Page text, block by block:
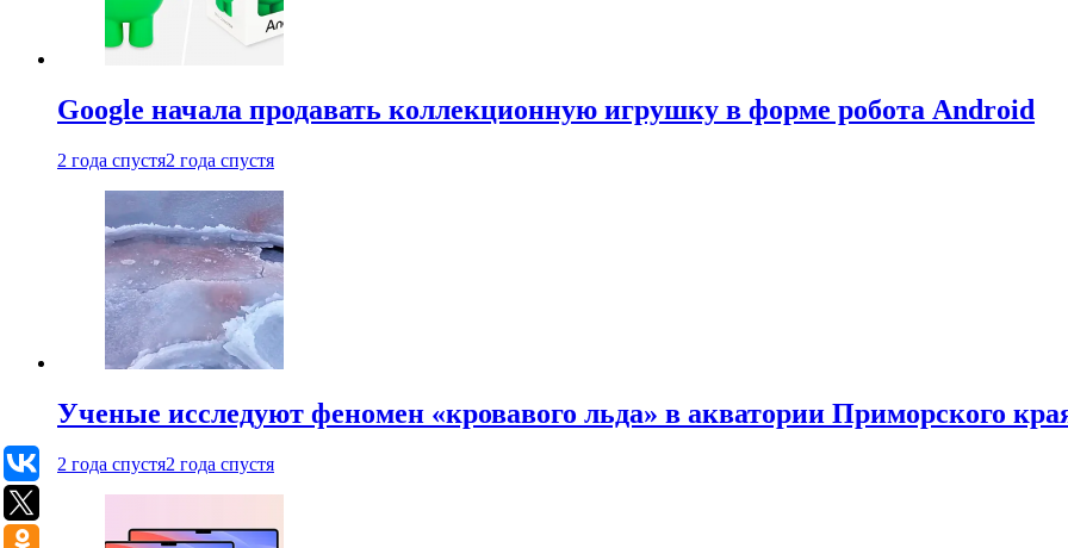
Google начала продавать коллекционную игрушку в форме робота Android
2 года спустя2 года спустя
Ученые исследуют феномен «кровавого льда» в акватории Приморского
2 года спустя2 года спустя